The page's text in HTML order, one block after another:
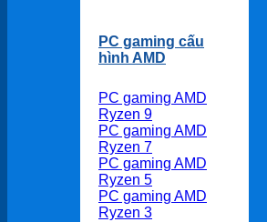
PC gaming cấu
hình AMD
PC gaming AMD
Ryzen 9
PC gaming AMD
Ryzen 7
PC gaming AMD
Ryzen 5
PC gaming AMD
Ryzen 3